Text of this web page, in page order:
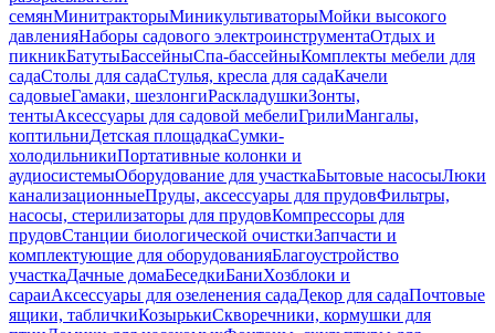
семянМинитракторыМиникультиваторыМойки высокого
давленияНаборы садового электроинструментаОтдых и
пикникБатутыБассейныСпа-бассейныКомплекты мебели для
садаСтолы для садаСтулья, кресла для садаКачели
садовыеГамаки, шезлонгиРаскладушкиЗонты,
тентыАксессуары для садовой мебелиГрилиМангалы,
коптильниДетская площадкаСумки-
холодильникиПортативные колонки и
аудиосистемыОборудование для участкаБытовые насосыЛюки
канализационныеПруды, аксессуары для прудовФильтры,
насосы, стерилизаторы для прудовКомпрессоры для
прудовСтанции биологической очисткиЗапчасти и
комплектующие для оборудованияБлагоустройство
участкаДачные домаБеседкиБаниХозблоки и
сараиАксессуары для озеленения садаДекор для садаПочтовые
ящики, табличкиКозырькиСкворечники, кормушки для